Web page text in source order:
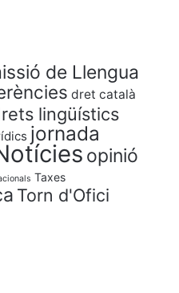
de Llengua
dret català
lingüístics
jornada
opinió
Taxes
Torn d'Ofici